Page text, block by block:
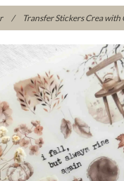
/ Transfer Stickers Crea